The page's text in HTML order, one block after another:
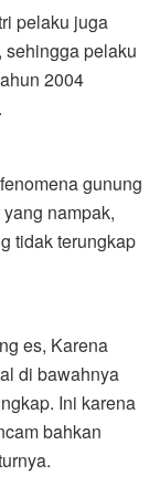
pelaku juga
pelaku
2004
gunung
nampak,
tidak terungkap
es, Karena
di bawahnya
Ini karena
bahkan